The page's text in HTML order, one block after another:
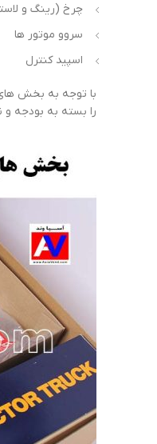
چرخ (رینگ و
سروو موتور ها
اسپید کنترل
با توجه به بخش
را بسته به بودجه و